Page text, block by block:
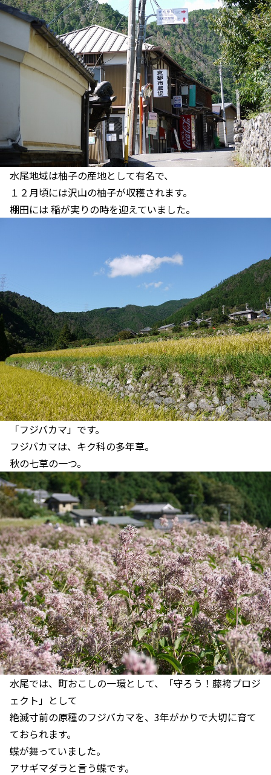
水尾地域は柚子の産地として有名で、
１２月頃には沢山の柚子が収穫されます。
棚田には 稲が実りの時を迎えていました。
「フジバカマ」です。
フジバカマは、キク科の多年草。
秋の七草の一つ。
水尾では、町おこしの一環として、「守ろう！藤袴プロジ
ェクト」として
絶滅寸前の原種のフジバカマを、3年がかりで大切に育て
ておられます。
蝶が舞っていました。
アサギマダラと言う蝶です。